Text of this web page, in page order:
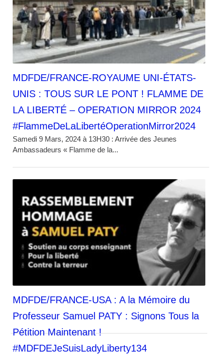
MDFDE/FRANCE-ROYAUME UNI-ÉTATS-
UNIS : TOUS SUR LE PONT ! FLAMME DE
LA LIBERTÉ – OPERATION MIRROR 2024
#FlammeDeLaLibertéOperationMirror2024
Samedi 9 Mars, 2024 à 13H30 : Arrivée des Jeunes
Ambassadeurs « Flamme de la...
MDFDE/FRANCE-USA : A la Mémoire du
Professeur Samuel PATY : Signons Tous la
Pétition Maintenant !
#MDFDEJeSuisLadyLiberty134